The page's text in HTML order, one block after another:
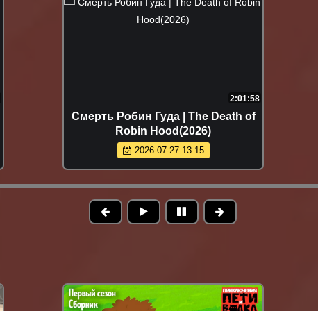
2:01:58
Смерть Робин Гуда | The Death of
Robin Hood(2026)
2026-07-27 13:15